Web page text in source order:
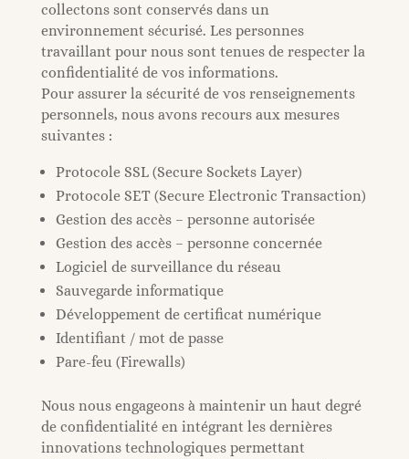
collectons sont conservés dans un
environnement sécurisé. Les personnes
travaillant pour nous sont tenues de respecter la
confidentialité de vos informations.
Pour assurer la sécurité de vos renseignements
personnels, nous avons recours aux mesures
suivantes :
Protocole SSL (Secure Sockets Layer)
Protocole SET (Secure Electronic Transaction)
Gestion des accès – personne autorisée
Gestion des accès – personne concernée
Logiciel de surveillance du réseau
Sauvegarde informatique
Développement de certificat numérique
Identifiant / mot de passe
Pare-feu (Firewalls)
Nous nous engageons à maintenir un haut degré
de confidentialité en intégrant les dernières
innovations technologiques permettant